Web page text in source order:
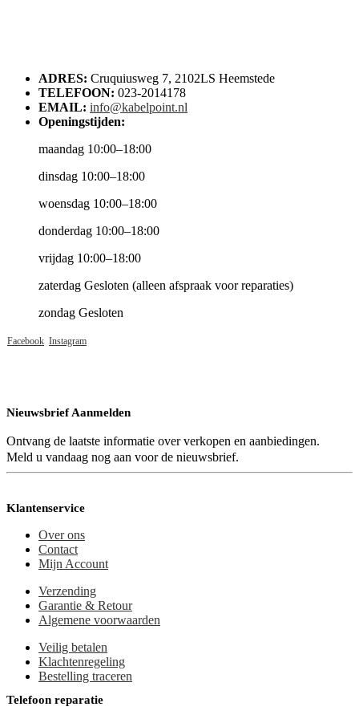
ADRES: Cruquiusweg 7, 2102LS Heemstede
TELEFOON: 023-2014178
EMAIL: info@kabelpoint.nl
Openingstijden:
maandag 10:00–18:00
dinsdag 10:00–18:00
woensdag 10:00–18:00
donderdag 10:00–18:00
vrijdag 10:00–18:00
zaterdag Gesloten (alleen afspraak voor reparaties)
zondag Gesloten
Facebook Instagram
Nieuwsbrief Aanmelden
Ontvang de laatste informatie over verkopen en aanbiedingen.
Meld u vandaag nog aan voor de nieuwsbrief.
Klantenservice
Over ons
Contact
Mijn Account
Verzending
Garantie & Retour
Algemene voorwaarden
Veilig betalen
Klachtenregeling
Bestelling traceren
Telefoon reparatie